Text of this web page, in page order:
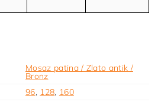
Mosaz patina / Zlato antik /
Bronz
96, 128, 160